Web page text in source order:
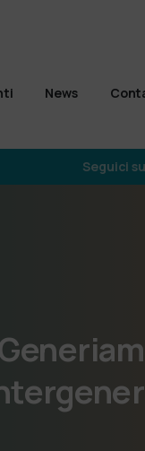
News
Seguici su